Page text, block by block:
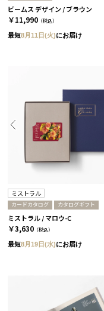
ビームス デザイン / ブラウン
￥11,990 （税込）
最短8月11日(火)にお届け
ミストラル
カードカタログ カタログギフト
ミストラル / マロウ-C
￥3,630 （税込）
最短8月19日(水)にお届け